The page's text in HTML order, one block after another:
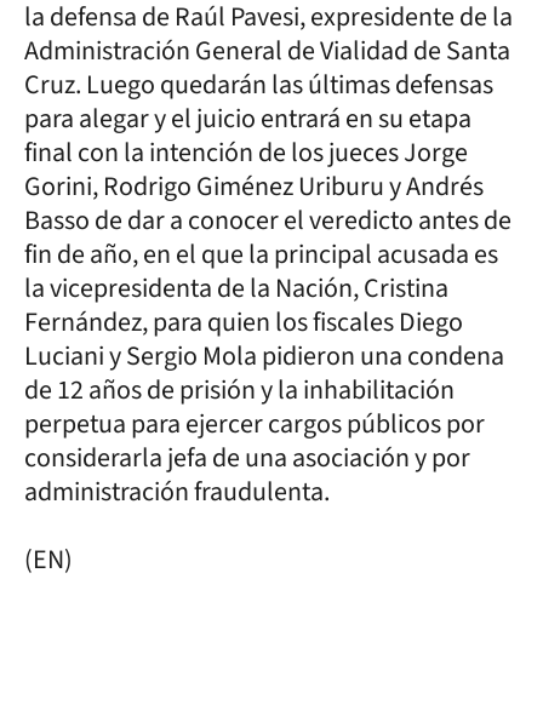
la defensa de Raúl Pavesi, expresidente de la
Administración General de Vialidad de Santa
Cruz. Luego quedarán las últimas defensas
para alegar y el juicio entrará en su etapa
final con la intención de los jueces Jorge
Gorini, Rodrigo Giménez Uriburu y Andrés
Basso de dar a conocer el veredicto antes de
fin de año, en el que la principal acusada es
la vicepresidenta de la Nación, Cristina
Fernández, para quien los fiscales Diego
Luciani y Sergio Mola pidieron una condena
de 12 años de prisión y la inhabilitación
perpetua para ejercer cargos públicos por
considerarla jefa de una asociación y por
administración fraudulenta.
(EN)